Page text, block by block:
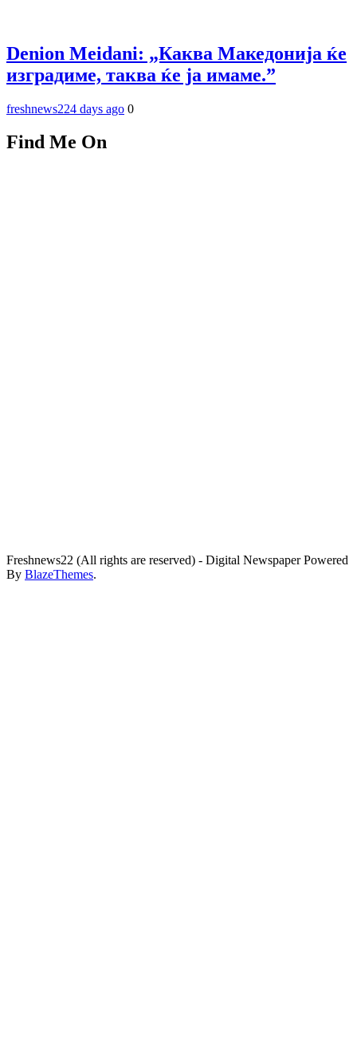
Denion Meidani: „Каква Македонија ќе
изградиме, таква ќе ја имаме.”
freshnews224 days ago 0
Find Me On
Freshnews22 (All rights are reserved) - Digital Newspaper Powered
By BlazeThemes.